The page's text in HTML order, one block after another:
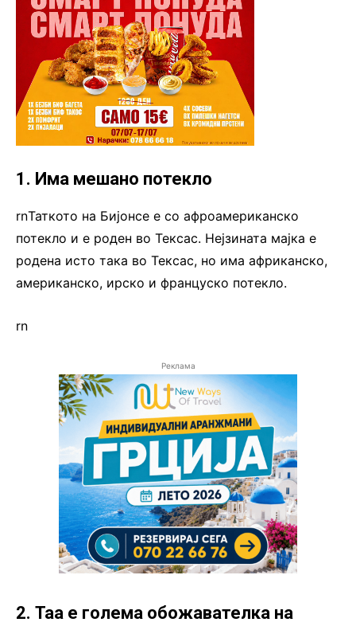
1. Има мешано потекло
rnТаткото на Бијонсе е со афроамериканско
потекло и е роден во Тексас. Нејзината мајка е
родена исто така во Тексас, но има африканско,
американско, ирско и француско потекло.
rn
Реклама
2. Таа е голема обожавателка на